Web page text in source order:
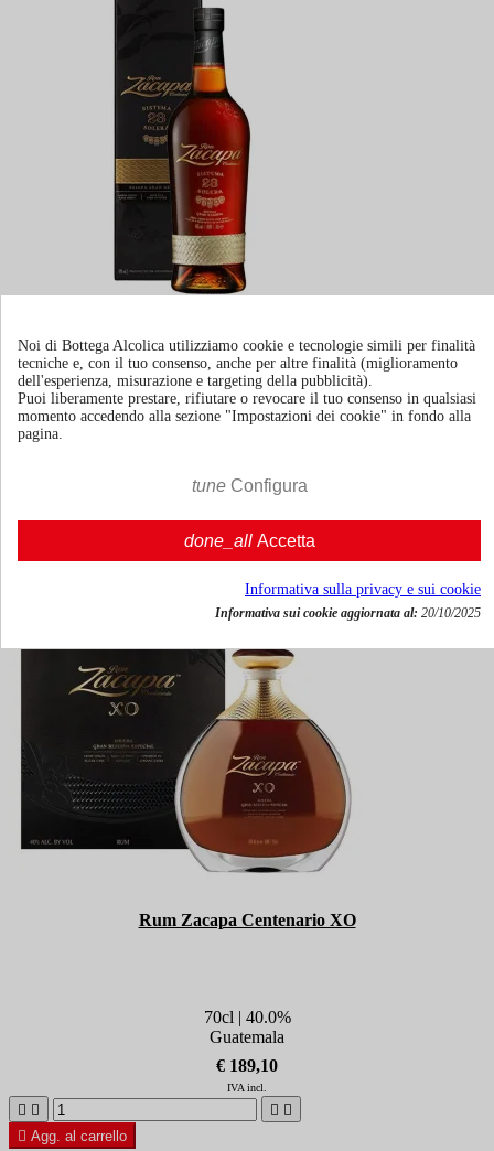
100cl | 40.0%
IVA incl.
Rum Zacapa Centenario XO
70cl | 40.0%
Guatemala
€ 189,10
IVA incl.
   
 Agg. al carrello
Noi di Bottega Alcolica utilizziamo cookie e tecnologie simili per finalità
tecniche e, con il tuo consenso, anche per altre finalità (miglioramento
dell'esperienza, misurazione e targeting della pubblicità).
Puoi liberamente prestare, rifiutare o revocare il tuo consenso in qualsiasi
momento accedendo alla sezione "Impostazioni dei cookie" in fondo alla
pagina.
tune Configura
done_all Accetta
Informativa sulla privacy e sui cookie
Informativa sui cookie aggiornata al: 20/10/2025